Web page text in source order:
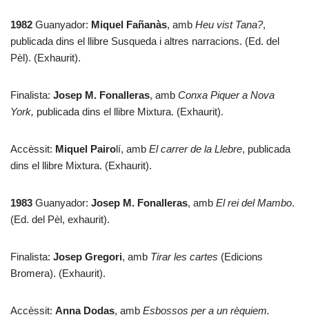
1982 Guanyador: Miquel Fañanàs, amb Heu vist Tana?,
publicada dins el llibre Susqueda i altres narracions. (Ed. del
Pèl). (Exhaurit).
Finalista: Josep M. Fonalleras, amb Conxa Piquer a Nova
York, publicada dins el llibre Mixtura. (Exhaurit).
Accèssit: Miquel Pairolí, amb El carrer de la Llebre, publicada
dins el llibre Mixtura. (Exhaurit).
1983 Guanyador: Josep M. Fonalleras, amb El rei del Mambo.
(Ed. del Pèl, exhaurit).
Finalista: Josep Gregori, amb Tirar les cartes (Edicions
Bromera). (Exhaurit).
Accèssit: Anna Dodas, amb Esbossos per a un rèquiem.